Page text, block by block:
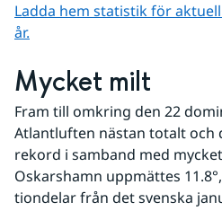
Ladda hem statistik för
år.
Mycket milt
Fram till omkring den 22
Atlantluften nästan totalt och
rekord i samband med
Oskarshamn uppmättes
tiondelar från det svenska